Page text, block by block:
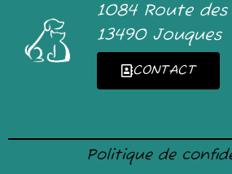
1084 Route
13490 Jouques
CONTACT
Politique de